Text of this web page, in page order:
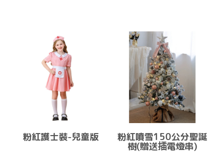
粉紅護士裝-兒童版 粉紅噴雪150公分聖誕
樹(贈送插電燈串)